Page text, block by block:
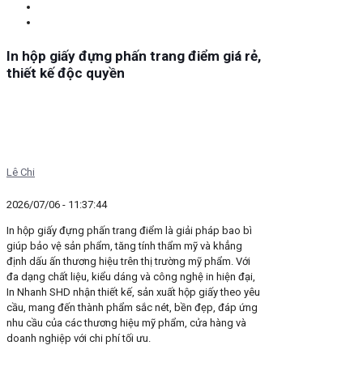
In hộp giấy đựng phấn trang điểm giá rẻ,
thiết kế độc quyền
Lê Chi
2026/07/06 - 11:37:44
In hộp giấy đựng phấn trang điểm là giải pháp bao bì
giúp bảo vệ sản phẩm, tăng tính thẩm mỹ và khẳng
định dấu ấn thương hiệu trên thị trường mỹ phẩm. Với
đa dạng chất liệu, kiểu dáng và công nghệ in hiện đại,
In Nhanh SHD nhận thiết kế, sản xuất hộp giấy theo yêu
cầu, mang đến thành phẩm sắc nét, bền đẹp, đáp ứng
nhu cầu của các thương hiệu mỹ phẩm, cửa hàng và
doanh nghiệp với chi phí tối ưu.